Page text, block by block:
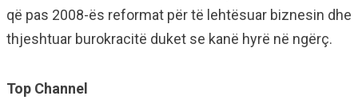
që pas 2008-ës reformat për të lehtësuar biznesin dhe
thjeshtuar burokracitë duket se kanë hyrë në ngërç.
Top Channel